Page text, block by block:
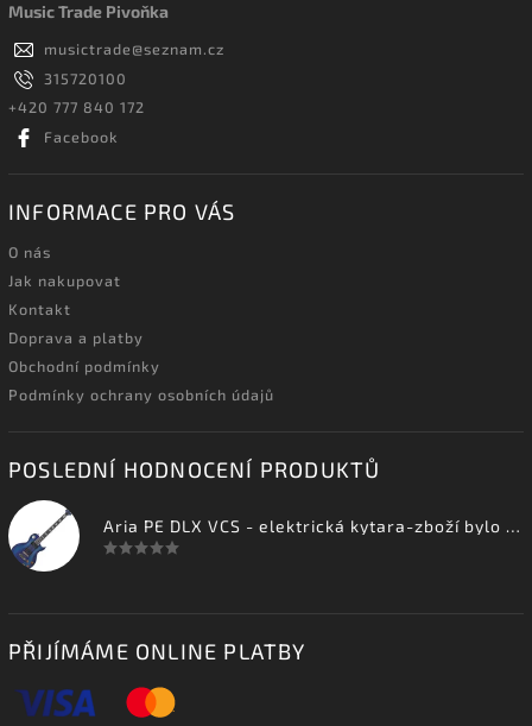
Music Trade Pivoňka
musictrade@seznam.cz
315720100
+420 777 840 172
Facebook
INFORMACE PRO VÁS
O nás
Jak nakupovat
Kontakt
Doprava a platby
Obchodní podmínky
Podmínky ochrany osobních údajů
POSLEDNÍ HODNOCENÍ PRODUKTŮ
Aria PE DLX VCS - elektrická kytara-zboží bylo vystaveno na prodejně
PŘIJÍMÁME ONLINE PLATBY